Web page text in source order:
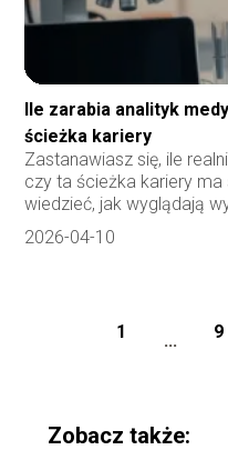
Ile zarabia analityk
ścieżka kariery
Zastanawiasz się, ile
czy ta ścieżka kariery
wiedzieć, jak wyglądają
2026-04-10
1 ... 9
Zobacz także: